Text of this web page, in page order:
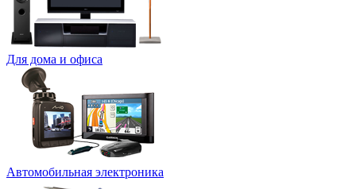
Для дома и офиса
Автомобильная электроника